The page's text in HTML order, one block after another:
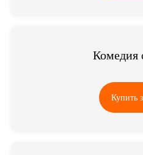
Комедия
Купить